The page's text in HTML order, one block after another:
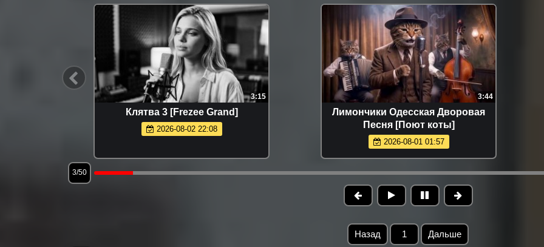
3:15
Клятва 3 [Frezee Grand]
2026-08-02 22:08
3:44
Лимончики Одесская Дворовая
Песня [Поют коты]
2026-08-01 01:57
3/50
Назад 1 Дальше